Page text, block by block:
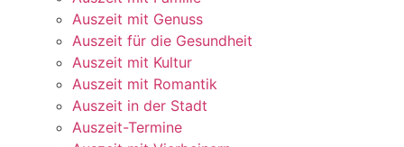
Auszeit mit Genuss
Auszeit für die Gesundheit
Auszeit mit Kultur
Auszeit mit Romantik
Auszeit in der Stadt
Auszeit-Termine